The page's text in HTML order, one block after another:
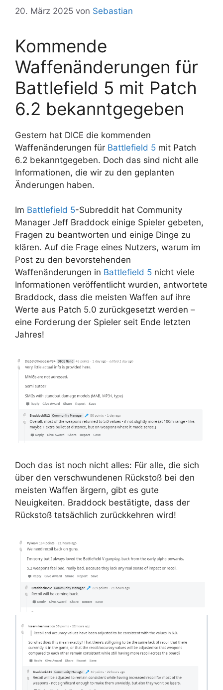
20. März 2025 von Sebastian
Kommende
Waffenänderungen für
Battlefield 5 mit Patch
6.2 bekanntgegeben
Gestern hat DICE die kommenden
Waffenänderungen für Battlefield 5 mit Patch
6.2 bekanntgegeben. Doch das sind nicht alle
Informationen, die wir zu den geplanten
Änderungen haben.
Im Battlefield 5-Subreddit hat Community
Manager Jeff Braddock einige Spieler gebeten,
Fragen zu beantworten und einige Dinge zu
klären. Auf die Frage eines Nutzers, warum im
Post zu den bevorstehenden
Waffenänderungen in Battlefield 5 nicht viele
Informationen veröffentlicht wurden, antwortete
Braddock, dass die meisten Waffen auf ihre
Werte aus Patch 5.0 zurückgesetzt werden –
eine Forderung der Spieler seit Ende letzten
Jahres!
Doch das ist noch nicht alles: Für alle, die sich
über den verschwundenen Rückstoß bei den
meisten Waffen ärgern, gibt es gute
Neuigkeiten. Braddock bestätigte, dass der
Rückstoß tatsächlich zurückkehren wird!